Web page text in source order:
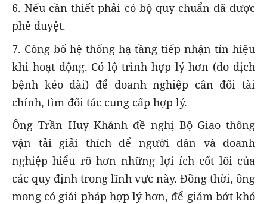
6. Nếu cần thiết phải có bộ quy chuẩn đã được
phê duyệt.
7. Công bố hệ thống hạ tầng tiếp nhận tín hiệu
khi hoạt động. Có lộ trình hợp lý hơn (do dịch
bệnh kéo dài) để doanh nghiệp cân đối tài
chính, tìm đối tác cung cấp hợp lý.
Ông Trần Huy Khánh đề nghị Bộ Giao thông
vận tải giải thích để người dân và doanh
nghiệp hiểu rõ hơn những lợi ích cốt lõi của
các quy định trong lĩnh vực này. Đồng thời, ông
mong có giải pháp hợp lý hơn, để giảm bớt khó